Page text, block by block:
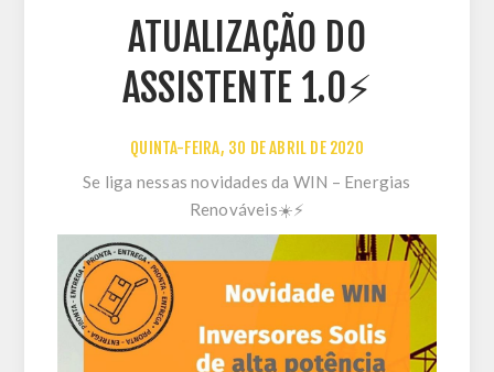
ATUALIZAÇÃO DO
ASSISTENTE 1.0⚡
QUINTA-FEIRA, 30 DE ABRIL DE 2020
Se liga nessas novidades da WIN – Energias
Renováveis☀️⚡